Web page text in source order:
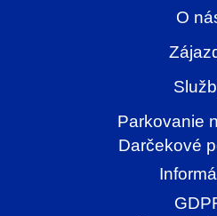
O
Parkovanie
Darčekové